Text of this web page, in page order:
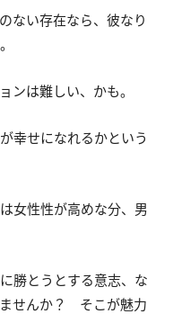
ない存在なら、彼なり
ンは難しい、かも。
幸せになれるかという
女性性が高めな分、男
勝とうとする意志、な
せんか？ そこが魅力